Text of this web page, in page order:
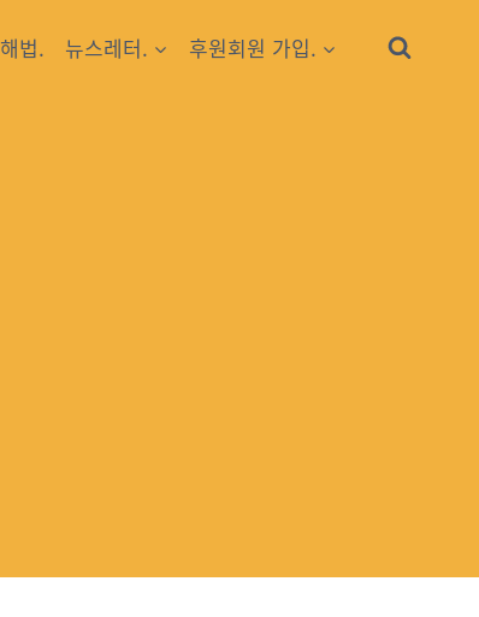
해법. 뉴스레터. 후원회원 가입.